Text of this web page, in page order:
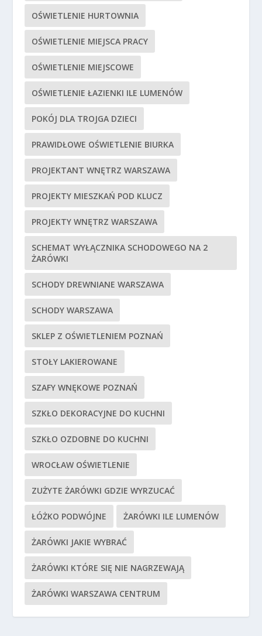
OŚWIETLENIE HURTOWNIA
OŚWIETLENIE MIEJSCA PRACY
OŚWIETLENIE MIEJSCOWE
OŚWIETLENIE ŁAZIENKI ILE LUMENÓW
POKÓJ DLA TROJGA DZIECI
PRAWIDŁOWE OŚWIETLENIE BIURKA
PROJEKTANT WNĘTRZ WARSZAWA
PROJEKTY MIESZKAŃ POD KLUCZ
PROJEKTY WNĘTRZ WARSZAWA
SCHEMAT WYŁĄCZNIKA SCHODOWEGO NA 2
ŻARÓWKI
SCHODY DREWNIANE WARSZAWA
SCHODY WARSZAWA
SKLEP Z OŚWIETLENIEM POZNAŃ
STOŁY LAKIEROWANE
SZAFY WNĘKOWE POZNAŃ
SZKŁO DEKORACYJNE DO KUCHNI
SZKŁO OZDOBNE DO KUCHNI
WROCŁAW OŚWIETLENIE
ZUŻYTE ŻARÓWKI GDZIE WYRZUCAĆ
ŁÓŻKO PODWÓJNE ŻARÓWKI ILE LUMENÓW
ŻARÓWKI JAKIE WYBRAĆ
ŻARÓWKI KTÓRE SIĘ NIE NAGRZEWAJĄ
ŻARÓWKI WARSZAWA CENTRUM